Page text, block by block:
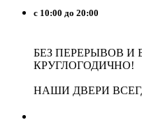
с 10:00 до 20:00
БЕЗ ПЕРЕРЫВОВ
КРУГЛОГОДИЧНО!
НАШИ ДВЕРИ